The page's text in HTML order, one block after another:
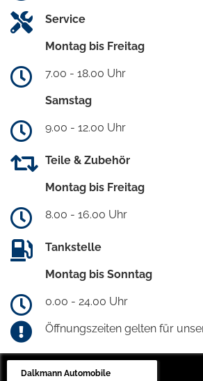
Service
Montag bis Freitag
7.00 - 18.00 Uhr
Samstag
9.00 - 12.00 Uhr
Teile & Zubehör
Montag bis Freitag
8.00 - 16.00 Uhr
Tankstelle
Montag bis Sonntag
0.00 - 24.00 Uhr
Öffnungszeiten gelten für
Dalkmann Automobile